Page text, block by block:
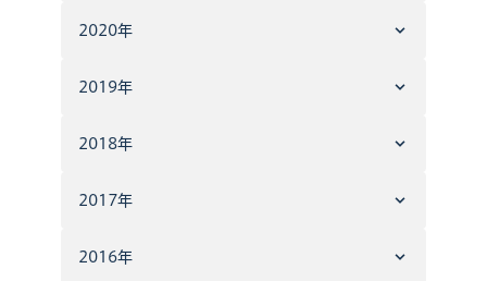
2020年
2019年
2018年
2017年
2016年